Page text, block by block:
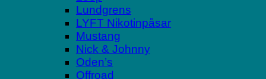
Lundgrens
LYFT Nikotinpåsar
Mustang
Nick & Johnny
Oden’s
Offroad